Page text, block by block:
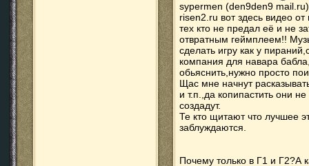
sypermen (den9den9
risen2.ru вот здесь видео
тех кто не предал её и не
отвратным геймплеем!!
сделать игру как у
компания для навара
обьяснить,нужно просто
Щас мне начнут
и т.п.,да копипастить они
создадут.
Те кто щитают что лучшее
заблуждаются.
Почему только в Г1 и Г2?А